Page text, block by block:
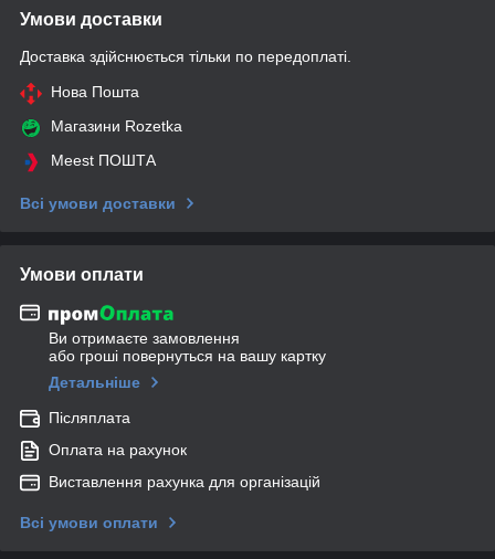
Умови доставки
Доставка здійснюється тільки по передоплаті.
Нова Пошта
Магазини Rozetka
Meest ПОШТА
Всі умови доставки
Умови оплати
Ви отримаєте замовлення
або гроші повернуться на вашу картку
Детальніше
Післяплата
Оплата на рахунок
Виставлення рахунка для організацій
Всі умови оплати